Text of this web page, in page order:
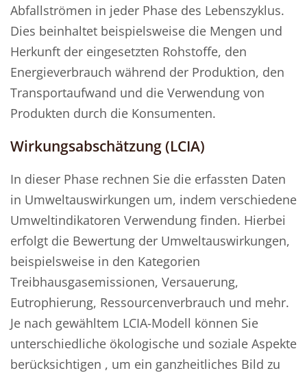
Abfallströmen in jeder Phase des Lebenszyklus.
Dies beinhaltet beispielsweise die Mengen und
Herkunft der eingesetzten Rohstoffe, den
Energieverbrauch während der Produktion, den
Transportaufwand und die Verwendung von
Produkten durch die Konsumenten.
Wirkungsabschätzung (LCIA)
In dieser Phase rechnen Sie die erfassten Daten
in Umweltauswirkungen um, indem verschiedene
Umweltindikatoren Verwendung finden. Hierbei
erfolgt die Bewertung der Umweltauswirkungen,
beispielsweise in den Kategorien
Treibhausgasemissionen, Versauerung,
Eutrophierung, Ressourcenverbrauch und mehr.
Je nach gewähltem LCIA-Modell können Sie
unterschiedliche ökologische und soziale Aspekte
berücksichtigen , um ein ganzheitliches Bild zu